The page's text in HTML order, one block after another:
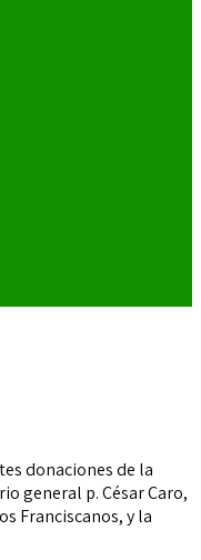
donaciones de la
general p. César Caro,
Franciscanos, y la